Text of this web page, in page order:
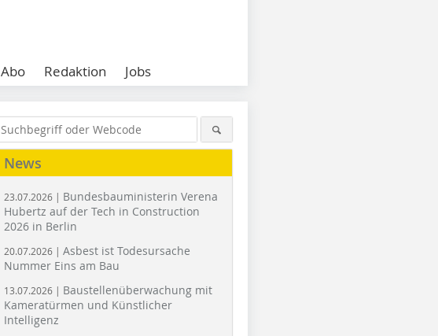
Abo Redaktion Jobs
News
23.07.2026 | Bundesbauministerin Verena
Hubertz auf der Tech in Construction
2026 in Berlin
20.07.2026 | Asbest ist Todesursache
Nummer Eins am Bau
13.07.2026 | Baustellenüberwachung mit
Kameratürmen und Künstlicher
Intelligenz